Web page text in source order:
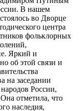
В нашем
во Дворце
центра
фольклорных
Яркий и
об этой связи и
на заседании
России,
отметила, что
наследия,